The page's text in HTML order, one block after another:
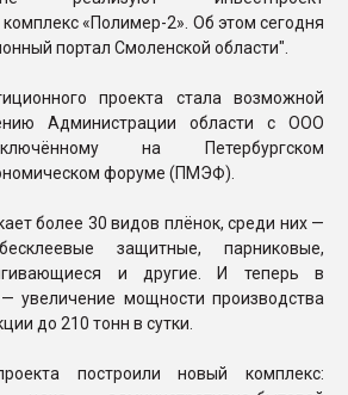
«Полимер-2». Об этом сегодня
портал Смоленской области".
проекта стала возможной
Администрации области с ООО
на Петербургском
форуме (ПМЭФ).
более 30 видов плёнок, среди них —
защитные, парниковые,
и другие. И теперь в
увеличение мощности производства
до 210 тонн в сутки.
построили новый комплекс: